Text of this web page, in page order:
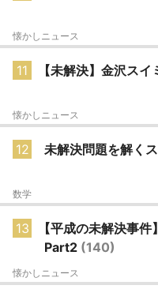
懐かしニュース
11 【未解決】金沢ス
懐かしニュース
12 未解決問題を解く
数学
13
【平成の未解決事
Part2 (140)
懐かしニュース